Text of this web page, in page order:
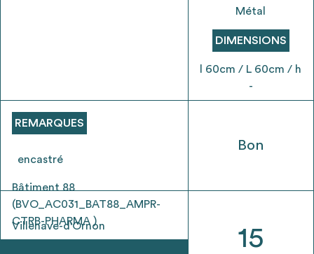
envisageables
* Attention, l’ajout des matériaux à sa liste et son envoi ne
REMARQUES
encastré
Bâtiment 88
(BVO_AC031_BAT88_AMPR-
CTRB-PHARMA )
Villenave-d'Ornon
Métal
DIMENSIONS
l 60cm / L 60cm / h
-
Bon
15